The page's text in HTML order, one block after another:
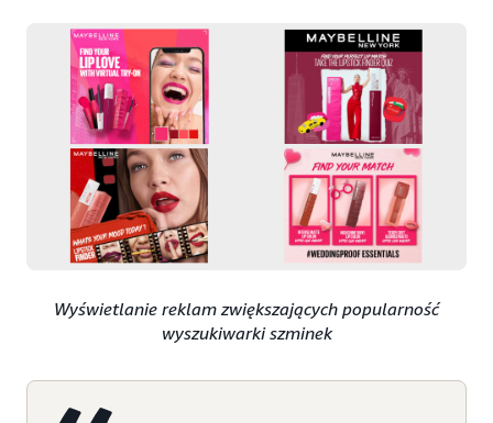
Wyświetlanie reklam zwiększających popularność
wyszukiwarki szminek